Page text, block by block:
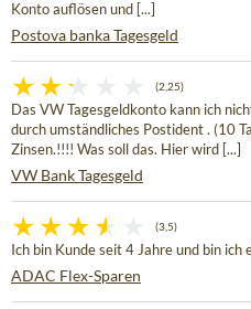
Konto auflösen und [...]
Postova banka Tagesgeld
(2,25)
Das VW Tagesgeldkonto kann ich
durch umständliches Postident . (10
Zinsen.!!!! Was soll das. Hier wird [...]
VW Bank Tagesgeld
(3,5)
Ich bin Kunde seit 4 Jahre und bin ich
ADAC Flex-Sparen